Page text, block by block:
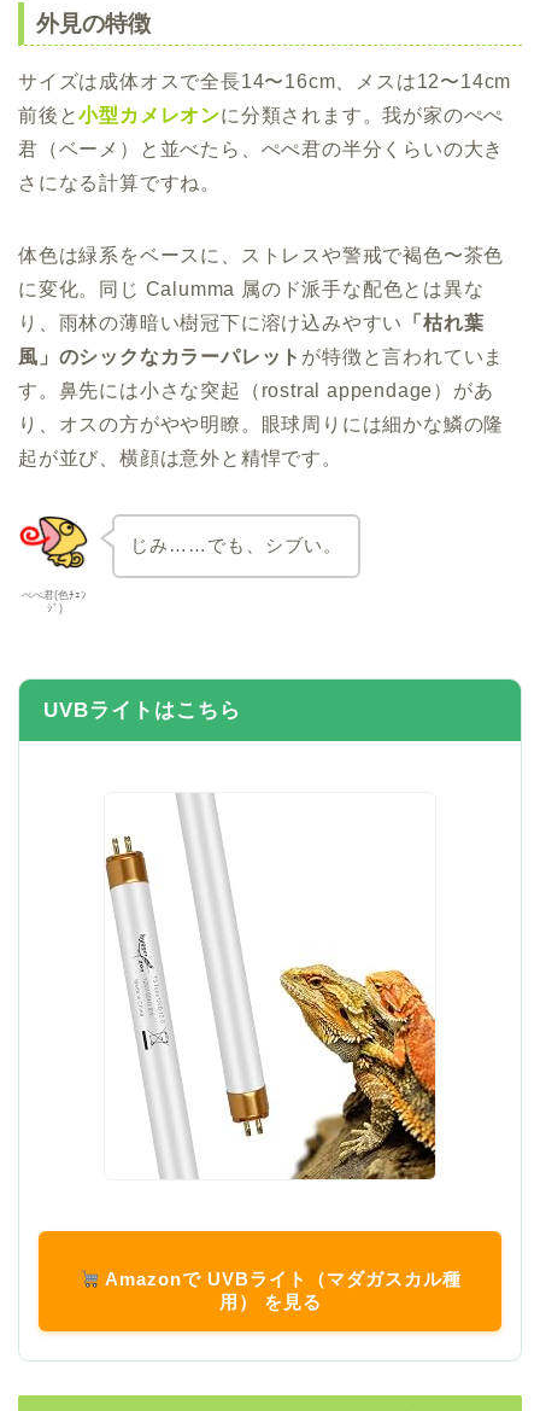
外見の特徴
サイズは成体オスで全長14〜16cm、メスは12〜14cm
前後と小型カメレオンに分類されます。我が家のぺぺ
君（ベーメ）と並べたら、ぺぺ君の半分くらいの大き
さになる計算ですね。
体色は緑系をベースに、ストレスや警戒で褐色〜茶色
に変化。同じ Calumma 属のド派手な配色とは異な
り、雨林の薄暗い樹冠下に溶け込みやすい
「枯れ葉
風」のシックなカラーパレット が特徴と言われていま
す。鼻先には小さな突起（rostral appendage）があ
り、オスの方がやや明瞭。眼球周りには細かな鱗の隆
起が並び、横顔は意外と精悍です。
ぺぺ君(色ﾁｪﾝ
ｼﾞ)
じみ……でも、シブい。
UVBライトはこちら
Amazonで UVBライト（マダガスカル種
用） を見る